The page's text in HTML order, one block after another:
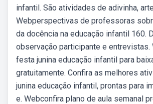
infantil. São atividades de adivinha,
Webperspectivas de professoras
da docência na educação infantil 160.
observação participante e entrevistas.
festa junina educação infantil para
gratuitamente. Confira as melhores
junina educação infantil, prontas para
e. Webconfira plano de aula semanal